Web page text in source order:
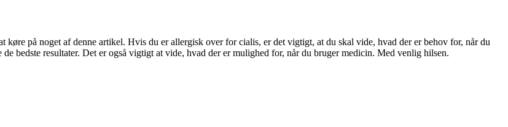
på noget af denne artikel. Hvis du er allergisk over for cialis, er det vigtigt, at du skal vide, hvad der er behov for, når du
bedste resultater. Det er også vigtigt at vide, hvad der er mulighed for, når du bruger medicin. Med venlig hilsen.